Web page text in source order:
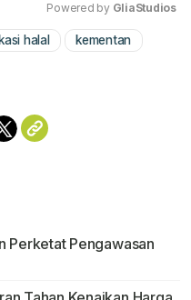
Mute
Powered by GliaStudios
halal kementan
Perketat Pengawasan